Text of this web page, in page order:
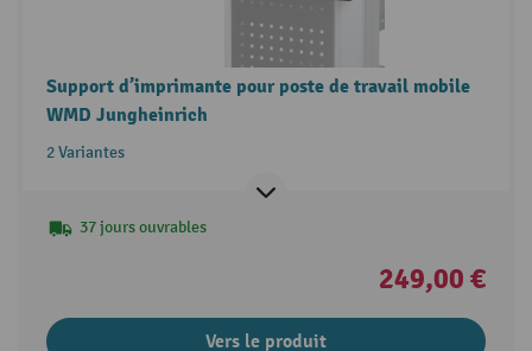
Support d’imprimante pour poste de travail mobile
WMD Jungheinrich
2 Variantes
37 jours ouvrables
249,00 €
Vers le produit